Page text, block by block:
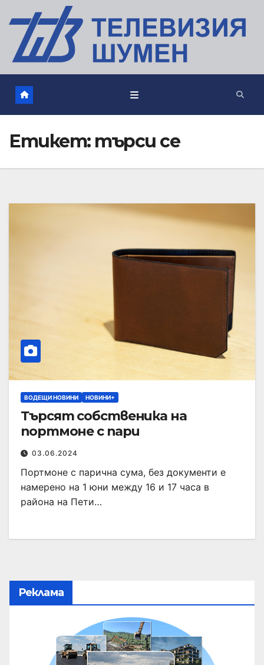
Етикет: търси се
ВОДЕЩИ НОВИНИ НОВИНИ+
Търсят собственика на
портмоне с пари
03.06.2024
Портмоне с парична сума, без документи е
намерено на 1 юни между 16 и 17 часа в
района на Пети…
Реклама